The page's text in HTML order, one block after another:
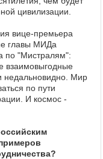
цивилизации.
вице-премьера
главы МИДа
по "Мистралям":
взаимовыгодные
недальновидно. Мир
по пути
И космос -